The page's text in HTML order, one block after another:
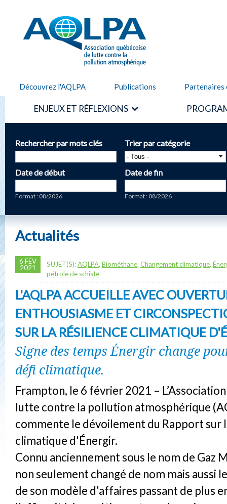
AQLPA
Découvrez l'AQLPA Publications Partenaires
ENJEUX ET RÉFLEXIONS
Rechercher par mots clés Trier par catégorie
Date de début
Format : 08/2026
Date de fin
Format : 08/2026
Actualités
6 FÉV
2021
SUJET(S):AQLPA, Biométhane, Changement climatique,
pétrole de schiste
L'AQLPA ACCUEILLE AVEC
ENTHOUSIASME ET
SUR LA RÉSILIENCE CLIMATIQUE
Signe des temps Énergir change
défi climatique.
Frampton, le 6 février 2021 –
lutte contre la pollution atmosphérique
commente le dévoilement du Rapport sur
climatique d'Énergir.
Connu anciennement sous le nom de Gaz
non seulement changé de nom mais aussi
de son modèle d'affaires passant de plus